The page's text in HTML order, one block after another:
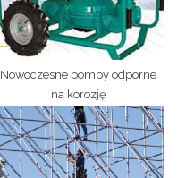
Nowoczesne pompy odporne
na korozję